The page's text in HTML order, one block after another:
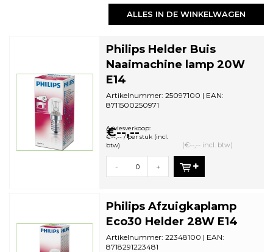
ALLES IN DE WINKELWAGEN
Philips Helder Buis
Naaimachine lamp 20W
E14
Artikelnummer: 25097100 | EAN:
8711500250971
bestelhoeveelheid: 1
€--,--
Adviesverkoop:
€--,-- / per stuk (incl.
btw)
(€--,-- incl. btw)
- +
Philips Afzuigkaplamp
Eco30 Helder 28W E14
Artikelnummer: 22348100 | EAN:
8718291223481